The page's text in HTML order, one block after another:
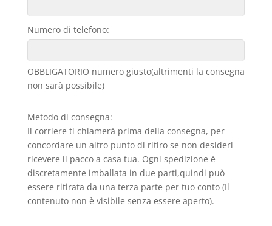
Numero di telefono:
OBBLIGATORIO numero giusto(altrimenti la consegna
non sarà possibile)
Metodo di consegna:
Il corriere ti chiamerà prima della consegna, per
concordare un altro punto di ritiro se non desideri
ricevere il pacco a casa tua. Ogni spedizione è
discretamente imballata in due parti,quindi può
essere ritirata da una terza parte per tuo conto (Il
contenuto non è visibile senza essere aperto).